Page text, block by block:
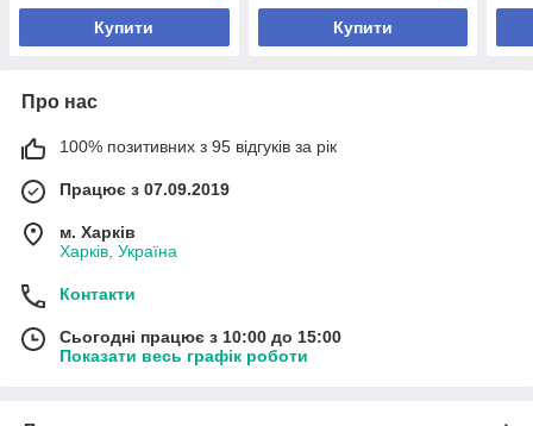
Купити Купити
Про нас
100% позитивних з 95 відгуків за рік
Працює з 07.09.2019
м. Харків
Харків, Україна
Контакти
Сьогодні працює з 10:00 до 15:00
Показати весь графік роботи